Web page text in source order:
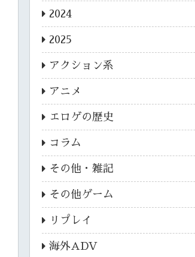
2024
2025
アクション系
アニメ
エロゲの歴史
コラム
その他・雑記
その他ゲーム
リプレイ
海外ADV